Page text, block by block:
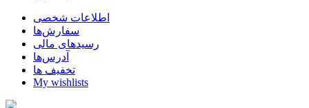
اطلاعات شخصی
سفارش‌ها
رسیدهای مالی
آدرس‌ها
تخفیف ها
My wishlists